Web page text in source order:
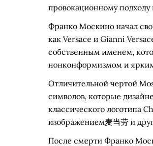
провокационному
Франко Москино начал
как Versace и Gianni
собственным именем,
нонконформизмом и
Отличительной чертой
символов, которые
классического логотипа
изображением麦当劳 и
После смерти Франко